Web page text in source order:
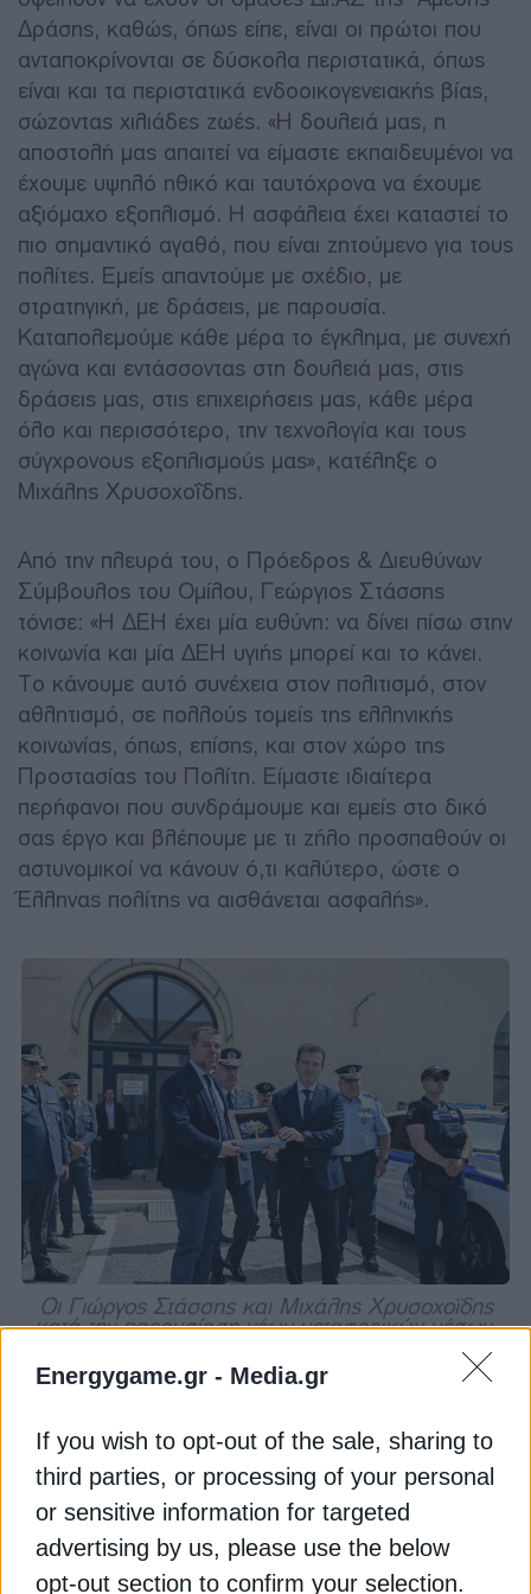
Energygame.gr - Media.gr
If you wish to opt-out of the sale, sharing to
third parties, or processing of your personal
or sensitive information for targeted
advertising by us, please use the below
opt-out section to confirm your selection.
Δράσης, καθώς, όπως είπε, είναι οι πρώτοι που
ανταποκρίνονται σε δύσκολα περιστατικά, όπως
είναι και τα περιστατικά ενδοοικογενειακής βίας,
σώζοντας χιλιάδες ζωές. «Η δουλειά μας, η
αποστολή μας απαιτεί να είμαστε εκπαιδευμένοι να
έχουμε υψηλό ηθικό και ταυτόχρονα να έχουμε
αξιόμαχο εξοπλισμό. Η ασφάλεια έχει καταστεί το
πιο σημαντικό αγαθό, που είναι ζητούμενο για τους
πολίτες. Εμείς απαντούμε με σχέδιο, με
στρατηγική, με δράσεις, με παρουσία.
Καταπολεμούμε κάθε μέρα το έγκλημα, με συνεχή
αγώνα και εντάσσοντας στη δουλειά μας, στις
δράσεις μας, στις επιχειρήσεις μας, κάθε μέρα
όλο και περισσότερο, την τεχνολογία και τους
σύγχρονους εξοπλισμούς μας», κατέληξε ο
Μιχάλης Χρυσοχοΐδης.
Από την πλευρά του, ο Πρόεδρος & Διευθύνων
Σύμβουλος του Ομίλου, Γεώργιος Στάσσης
τόνισε: «Η ΔΕΗ έχει μία ευθύνη: να δίνει πίσω στην
κοινωνία και μία ΔΕΗ υγιής μπορεί και το κάνει.
Το κάνουμε αυτό συνέχεια στον πολιτισμό, στον
αθλητισμό, σε πολλούς τομείς της ελληνικής
κοινωνίας, όπως, επίσης, και στον χώρο της
Προστασίας του Πολίτη. Είμαστε ιδιαίτερα
περήφανοι που συνδράμουμε και εμείς στο δικό
σας έργο και βλέπουμε με τι ζήλο προσπαθούν οι
αστυνομικοί να κάνουν ό,τι καλύτερο, ώστε ο
Έλληνας πολίτης να αισθάνεται ασφαλής».
Οι Γιώργος Στάσσης και Μιχάλης Χρυσοχοϊδης
κατά την παρουσίαση νέων μεταφορικών μέσων,
τα οποία αποτελούν δωρεά της ΔΕΗ, στην
Ελληνική Αστυνομία, Δευτέρα 11 Μαΐου 2026. ©
(ΑΡΕΤΗ ΤΗΛΙΑΚΟΥ/EUROKINISSI)
Στην τελετή παρέστησαν, επίσης, ο Διευθυντής της
‘Αμεσης Δράσης Αττικής, Υποστράτηγος Γεώργιος
Μιχαηλίδης, ανώτατοι και ανώτεροι αξιωματικοί
της ΕΛ.ΑΣ και στελέχη της ΔΕΗ Α.Ε. Νωρίτερα ο
Υπουργός Προστασίας του Πολίτη, παρευρέθηκε